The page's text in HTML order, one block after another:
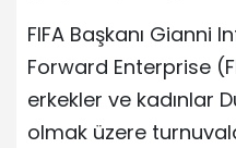
FIFA Başkanı Gianni
Forward Enterprise
erkekler ve kadınlar
olmak üzere